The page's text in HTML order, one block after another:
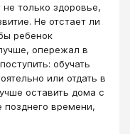
только здоровье,
Не отстает ли
ребенок
опережал в
обучать
или отдать в
оставить дома с
позднего времени,